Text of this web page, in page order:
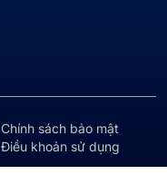
Chính sách bảo mật
Điều khoản sử dụng